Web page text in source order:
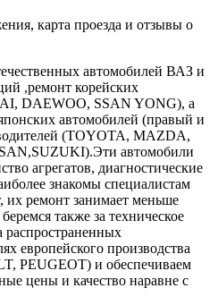
карта проезда и отзывы о
автомобилей ВАЗ и
,ремонт корейских
DAEWOO, SSAN YONG), а
автомобилей (правый и
(TOYOTA, MAZDA,
автомобили
агрегатов, диагностические
знакомы специалистам
их ремонт занимает меньше
также за техническое
распространенных
европейского производства
PEUGEOT) и обеспечиваем
цены и качество наравне с